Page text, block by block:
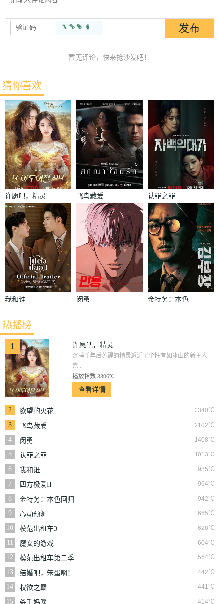
暂无评论，快来抢沙发吧！
猜你喜欢
许愿吧，精灵 飞鸟藏爱 认罪之罪
我和谁 闵勇
金特务：本色
热播榜
1 许愿吧，精灵
沉睡千年后苏醒的精灵邂逅了个性有如冰山的新主人
嘉...
播放指数:3396℃
查看详情
2 3340℃
欲望的火花
3
2102℃
飞鸟藏爱
4
1408℃
闵勇
5
1013℃
认罪之罪
6
985℃
我和谁
7
964℃
四方极爱II
8
942℃
金特务：本色回归
9
665℃
心动预测
10
628℃
模范出租车3
11
604℃
魔女的游戏
12
564℃
模范出租车第二季
13
442℃
结婚吧，笨蛋啊！
14
441℃
权欲之巅
15
414℃
杀手妈咪